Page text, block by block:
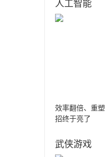
人工智能
效率翻倍、重
招终于亮了
武侠游戏